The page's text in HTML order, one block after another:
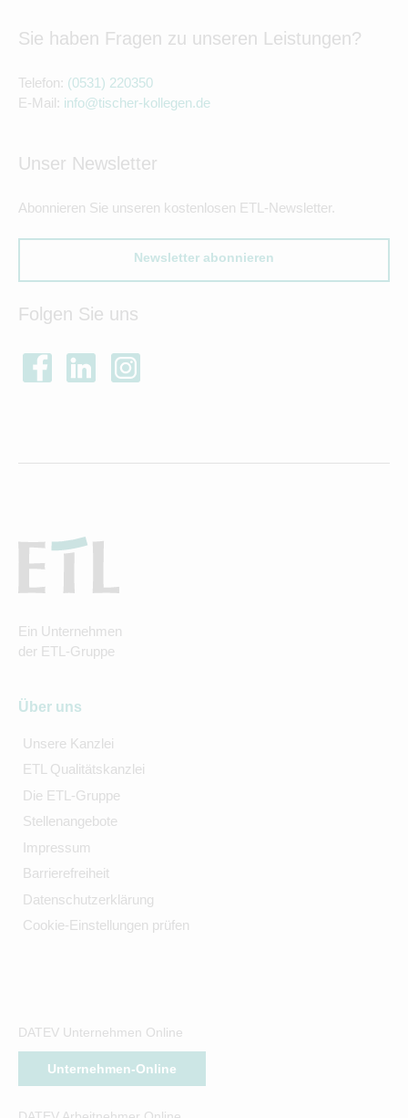
Sie haben Fragen zu unseren Leistungen?
Telefon: (0531) 220350
E-Mail: info@tischer-kollegen.de
Unser Newsletter
Abonnieren Sie unseren kostenlosen ETL-Newsletter.
Newsletter abonnieren
Folgen Sie uns
Ein Unternehmen
der ETL-Gruppe
Über uns
Unsere Kanzlei
ETL Qualitätskanzlei
Die ETL-Gruppe
Stellenangebote
Impressum
Barrierefreiheit
Datenschutzerklärung
Cookie-Einstellungen prüfen
DATEV Unternehmen Online
Unternehmen-Online